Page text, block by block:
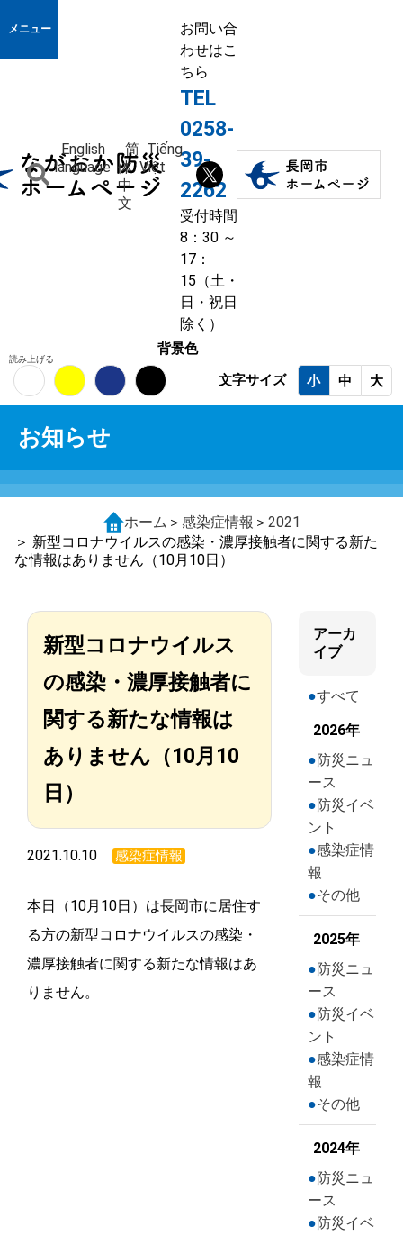
メニュー
お問い合
わせはこ
ちら
TEL
0258-
39-
2262
受付時間
8：30 ～
17：
15（土・
日・祝日
除く）
English
language
简
体
中
文
Tiếng
Việt
読み上げる
背景色
文字サイズ
小 中 大
お知らせ
ホーム ＞ 感染症情報 ＞ 2021
＞ 新型コロナウイルスの感染・濃厚接触者に関する新た
な情報はありません（10月10日）
新型コロナウイルス
の感染・濃厚接触者に
関する新たな情報は
ありません（10月10
日）
2021.10.10 感染症情報
本日（10月10日）は長岡市に居住す
る方の新型コロナウイルスの感染・
濃厚接触者に関する新たな情報はあ
りません。
アーカ
イブ
すべて
2026年
防災ニュ
ース
防災イベ
ント
感染症情
報
その他
2025年
防災ニュ
ース
防災イベ
ント
感染症情
報
その他
2024年
防災ニュ
ース
防災イベ